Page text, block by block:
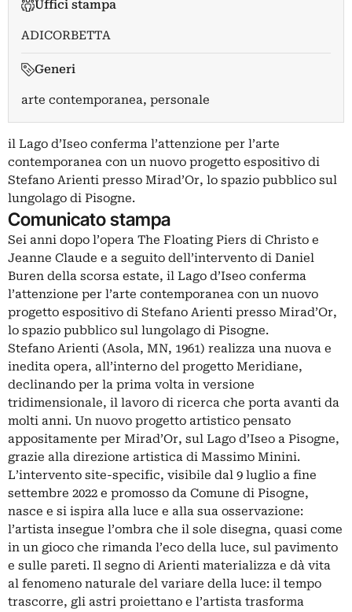
Uffici stampa
ADICORBETTA
Generi
arte contemporanea, personale
il Lago d’Iseo conferma l’attenzione per l’arte
contemporanea con un nuovo progetto espositivo di
Stefano Arienti presso Mirad’Or, lo spazio pubblico sul
lungolago di Pisogne.
Comunicato stampa
Sei anni dopo l’opera The Floating Piers di Christo e
Jeanne Claude e a seguito dell’intervento di Daniel
Buren della scorsa estate, il Lago d’Iseo conferma
l’attenzione per l’arte contemporanea con un nuovo
progetto espositivo di Stefano Arienti presso Mirad’Or,
lo spazio pubblico sul lungolago di Pisogne.
Stefano Arienti (Asola, MN, 1961) realizza una nuova e
inedita opera, all’interno del progetto Meridiane,
declinando per la prima volta in versione
tridimensionale, il lavoro di ricerca che porta avanti da
molti anni. Un nuovo progetto artistico pensato
appositamente per Mirad’Or, sul Lago d’Iseo a Pisogne,
grazie alla direzione artistica di Massimo Minini.
L’intervento site-specific, visibile dal 9 luglio a fine
settembre 2022 e promosso da Comune di Pisogne,
nasce e si ispira alla luce e alla sua osservazione:
l’artista insegue l’ombra che il sole disegna, quasi come
in un gioco che rimanda l’eco della luce, sul pavimento
e sulle pareti. Il segno di Arienti materializza e dà vita
al fenomeno naturale del variare della luce: il tempo
trascorre, gli astri proiettano e l’artista trasforma